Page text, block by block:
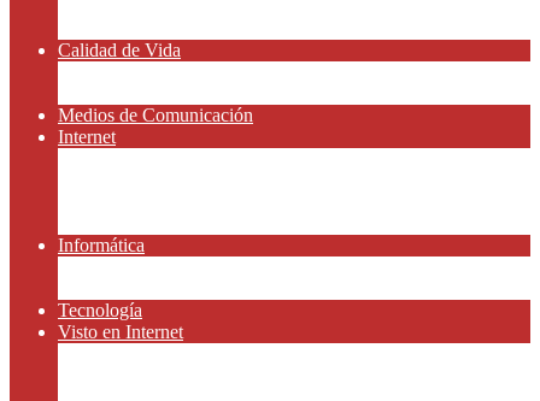
Calidad de Vida
Medios de Comunicación
Internet
Informática
Tecnología
Visto en Internet